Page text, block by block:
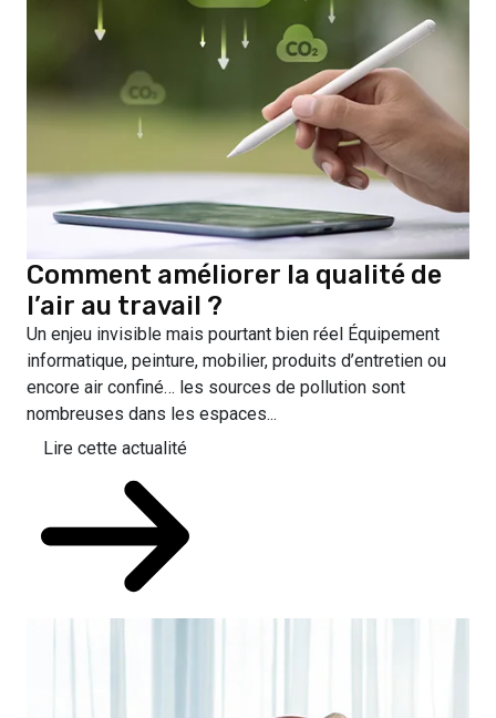
Comment améliorer la qualité de
l’air au travail ?
Un enjeu invisible mais pourtant bien réel Équipement
informatique, peinture, mobilier, produits d’entretien ou
encore air confiné… les sources de pollution sont
nombreuses dans les espaces...
Lire cette actualité